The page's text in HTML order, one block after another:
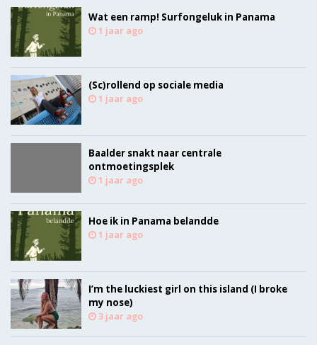
Wat een ramp! Surfongeluk in Panama
1 jaar ago
(Sc)rollend op sociale media
1 jaar ago
Baalder snakt naar centrale
ontmoetingsplek
1 jaar ago
Hoe ik in Panama belandde
1 jaar ago
I’m the luckiest girl on this island (I broke
my nose)
3 jaar ago